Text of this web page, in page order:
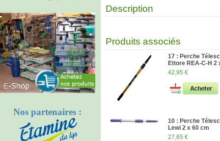
Nos partenaires :
Description
Produits associés
17 : Perche
Ettore REA-C-H 2
42,95 €
10 : Perche
Lewi 2 x 60 cm
27,65 €